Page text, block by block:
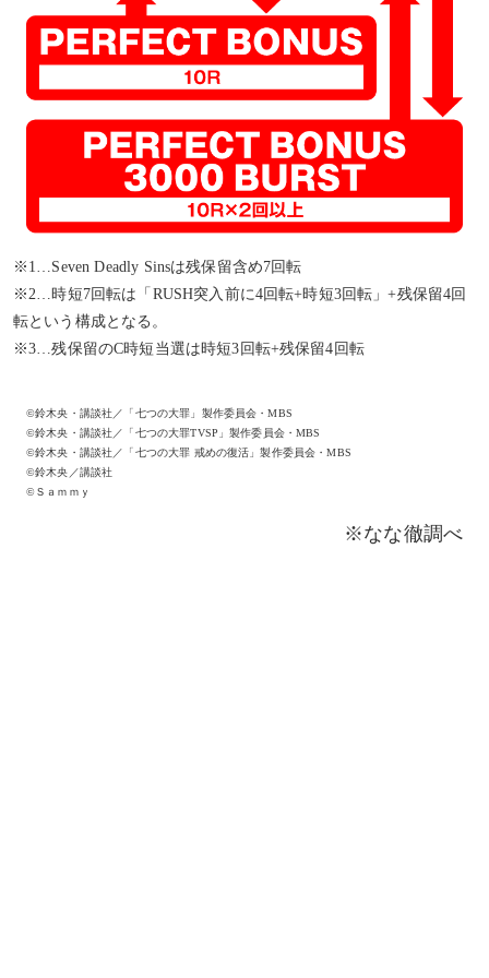
※1…Seven Deadly Sinsは残保留含め7回転
※2…時短7回転は「RUSH突入前に4回転+時短3回転」+残保留4回
転という構成となる。
※3…残保留のC時短当選は時短3回転+残保留4回転
©鈴木央・講談社／「七つの大罪」製作委員会・MBS
©鈴木央・講談社／「七つの大罪TVSP」製作委員会・MBS
©鈴木央・講談社／「七つの大罪 戒めの復活」製作委員会・MBS
©鈴木央／講談社
©Ｓａｍｍｙ
※なな徹調べ